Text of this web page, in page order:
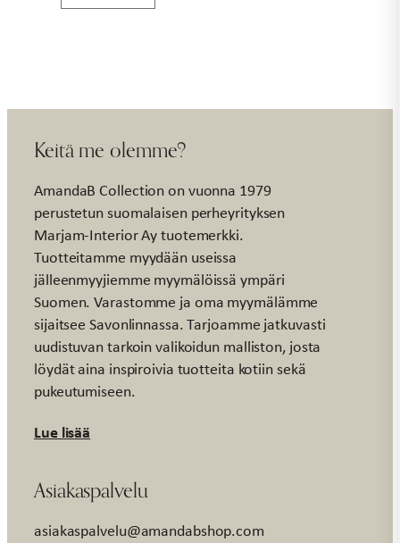
Keitä me olemme?
AmandaB Collection on vuonna 1979
perustetun suomalaisen perheyrityksen
Marjam-Interior Ay tuotemerkki.
Tuotteitamme myydään useissa
jälleenmyyjiemme myymälöissä ympäri
Suomen. Varastomme ja oma myymälämme
sijaitsee Savonlinnassa. Tarjoamme jatkuvasti
uudistuvan tarkoin valikoidun malliston, josta
löydät aina inspiroivia tuotteita kotiin sekä
pukeutumiseen.
Lue lisää
Asiakaspalvelu
asiakaspalvelu@amandabshop.com